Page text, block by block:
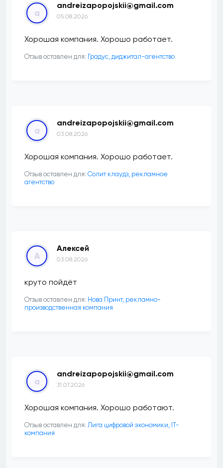
a
andreizapopojskii@gmail.com
05.08.2026
Хорошая компания. Хорошо работает.
Отзыв оставлен для: ​Градус, диджитал-агентство
a
andreizapopojskii@gmail.com
03.08.2026
Хорошая компания. Хорошо работает.
Отзыв оставлен для: Солит клаудз, рекламное
агентство
А
Алексей
03.08.2026
круто пойдёт
Отзыв оставлен для: Нова Принт, рекламно-
производственная компания
a
andreizapopojskii@gmail.com
31.07.2026
Хорошая компания. Хорошо работают.
Отзыв оставлен для: Лига цифровой экономики, IT-
компания